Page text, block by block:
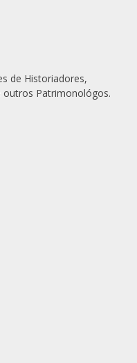
de Historiadores,
outros Patrimonológos.